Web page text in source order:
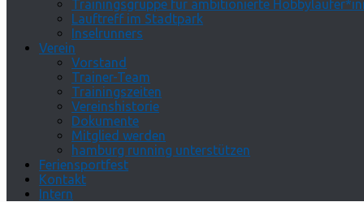
Trainingsgruppe für ambitionierte
Lauftreff im Stadtpark
Inselrunners
Verein
Vorstand
Trainer-Team
Trainingszeiten
Vereinshistorie
Dokumente
Mitglied werden
hamburg running unterstützen
Feriensportfest
Kontakt
Intern